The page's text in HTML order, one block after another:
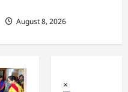
August 8, 2026
×